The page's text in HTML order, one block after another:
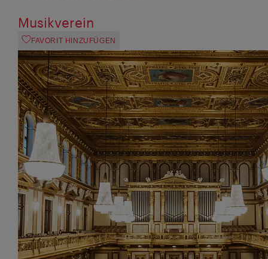
Musikverein
FAVORIT HINZUFÜGEN